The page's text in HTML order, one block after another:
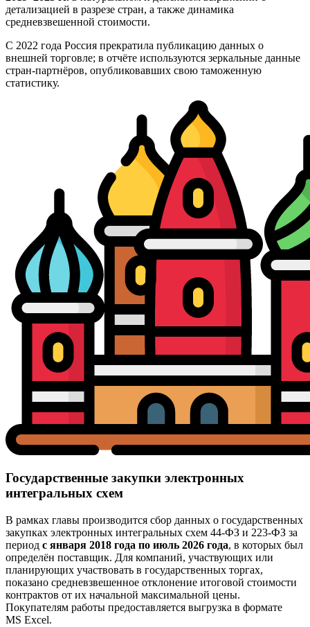
детализацией в разрезе стран, а также динамика
средневзвешенной стоимости.
С 2022 года Россия прекратила публикацию данных о
внешней торговле; в отчёте используются зеркальные данные
стран-партнёров, опубликовавших свою таможенную
статистику.
Государственные закупки электронных
интегральных схем
В рамках главы производится сбор данных о государственных
закупках электронных интегральных схем 44-ФЗ и 223-ФЗ за
период с января 2018 года по июль 2026 года, в которых был
определён поставщик. Для компаний, участвующих или
планирующих участвовать в государственных торгах,
показано средневзвешенное отклонение итоговой стоимости
контрактов от их начальной максимальной цены.
Покупателям работы предоставляется выгрузка в формате
MS Excel.